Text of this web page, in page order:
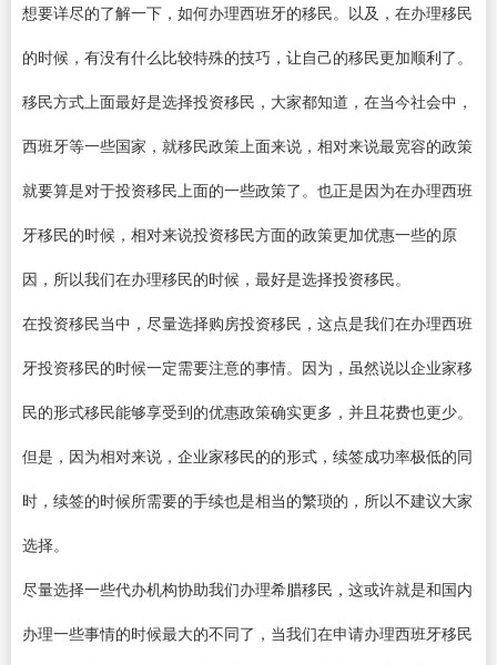
想要详尽的了解一下，如何办理西班牙的移民。以及，在办理移民
的时候，有没有什么比较特殊的技巧，让自己的移民更加顺利了。
移民方式上面最好是选择投资移民，大家都知道，在当今社会中，
西班牙等一些国家，就移民政策上面来说，相对来说最宽容的政策
就要算是对于投资移民上面的一些政策了。也正是因为在办理西班
牙移民的时候，相对来说投资移民方面的政策更加优惠一些的原
因，所以我们在办理移民的时候，最好是选择投资移民。
在投资移民当中，尽量选择购房投资移民，这点是我们在办理西班
牙投资移民的时候一定需要注意的事情。因为，虽然说以企业家移
民的形式移民能够享受到的优惠政策确实更多，并且花费也更少。
但是，因为相对来说，企业家移民的的形式，续签成功率极低的同
时，续签的时候所需要的手续也是相当的繁琐的，所以不建议大家
选择。
尽量选择一些代办机构协助我们办理希腊移民，这或许就是和国内
办理一些事情的时候最大的不同了，当我们在申请办理西班牙移民